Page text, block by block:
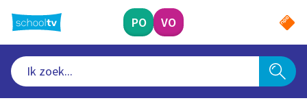
naar
hoofdinhoud
PO VO